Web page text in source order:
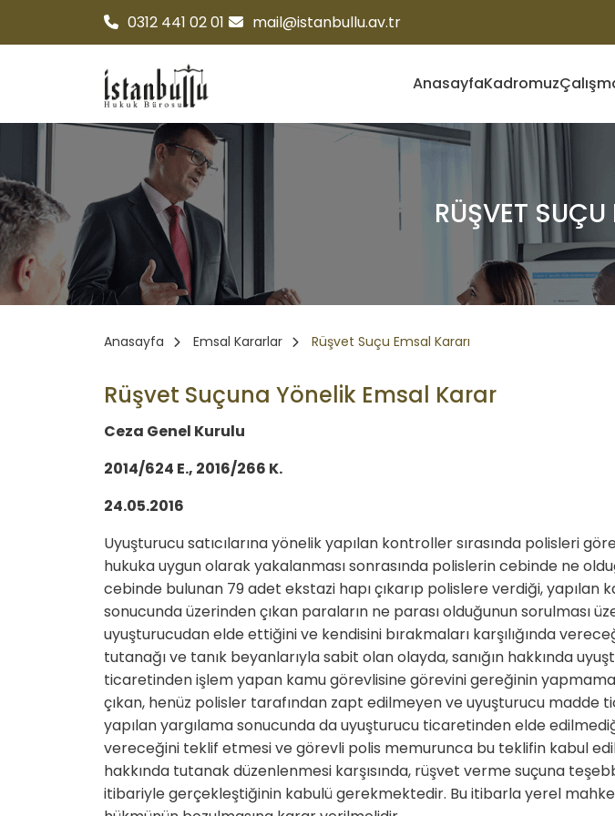
0312 441 02 01 mail@istanbullu.av.tr
AnasayfaKadromuz
RÜŞVET
Anasayfa Emsal Kararlar Rüşvet Suçu Emsal Kararı
Rüşvet Suçuna Yönelik Emsal Karar
Ceza Genel Kurulu
2014/624 E., 2016/266 K.
24.05.2016
Uyuşturucu satıcılarına yönelik yapılan kontroller sırasında polisleri
hukuka uygun olarak yakalanması sonrasında polislerin cebinde ne
cebinde bulunan 79 adet ekstazi hapı çıkarıp polislere verdiği, yapılan
sonucunda üzerinden çıkan paraların ne parası olduğunun sorulması
uyuşturucudan elde ettiğini ve kendisini bırakmaları karşılığında
tutanağı ve tanık beyanlarıyla sabit olan olayda, sanığın hakkında
ticaretinden işlem yapan kamu görevlisine görevini gereğinin
çıkan, henüz polisler tarafından zapt edilmeyen ve uyuşturucu madde
yapılan yargılama sonucunda da uyuşturucu ticaretinden elde
vereceğini teklif etmesi ve görevli polis memurunca bu teklifin kabul
hakkında tutanak düzenlenmesi karşısında, rüşvet verme suçuna
itibariyle gerçekleştiğinin kabulü gerekmektedir. Bu itibarla yerel